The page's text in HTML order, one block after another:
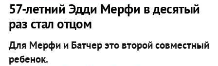
57-летний Эдди Мерфи в десятый
раз стал отцом
Для Мерфи и Батчер это второй совместный
ребенок.